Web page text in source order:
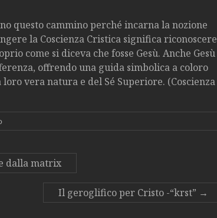
questo cammino perché incarna la nozione
la Coscienza Cristica significa riconoscere
come si diceva che fosse Gesù. Anche Gesù
offrendo una guida simbolica a coloro
vera natura e del Sé Superiore. (Coscienza
dalla matrix
Il geroglifico per Cristo -“krst” →